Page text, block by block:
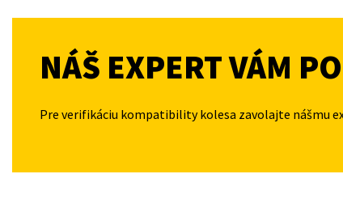
NÁŠ EXPERT VÁM
Pre verifikáciu kompatibility kolesa zavolajte nášmu